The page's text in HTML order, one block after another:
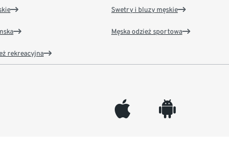
rekreacyjna
Swetry i bluzy męskie
Męska odzież sportowa
appleinc android